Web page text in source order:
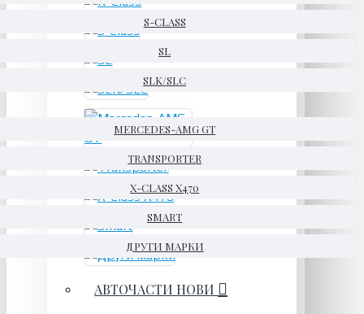
S-CLASS
SL
SLK/SLC
MERCEDES-AMG GT
TRANSPORTER
X-CLASS X470
SMART
ДРУГИ МАРКИ
АВТОЧАСТИ НОВИ